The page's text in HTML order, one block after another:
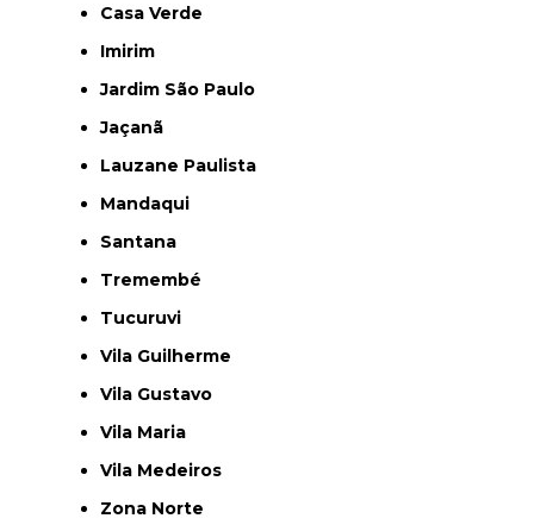
Casa Verde
Imirim
Jardim São Paulo
Jaçanã
Lauzane Paulista
Mandaqui
Santana
Tremembé
Tucuruvi
Vila Guilherme
Vila Gustavo
Vila Maria
Vila Medeiros
Zona Norte